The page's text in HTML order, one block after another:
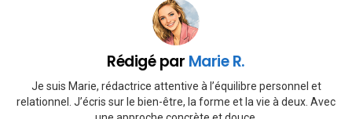
Rédigé par Marie R.
Je suis Marie, rédactrice attentive à l’équilibre personnel et
relationnel. J’écris sur le bien-être, la forme et la vie à deux. Avec